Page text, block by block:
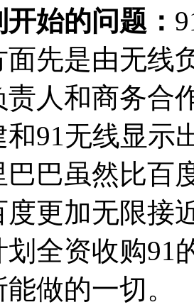
开始的问题：
面先是由无线
责人和商务合
和91无线显示
巴巴虽然比百
度更加无限接
划全资收购91
做的一切。